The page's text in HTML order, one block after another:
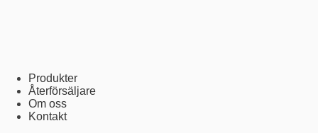
Produkter
Återförsäljare
Om oss
Kontakt